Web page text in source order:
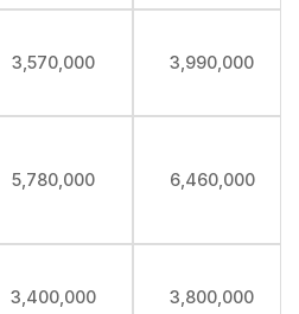
3,570,000 3,990,000
5,780,000 6,460,000
3,400,000 3,800,000